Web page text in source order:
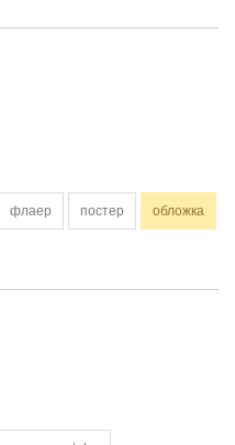
флаер постер обложка